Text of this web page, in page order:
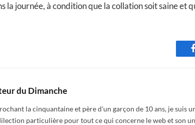
la journée, à condition que la collation soit saine et
du Dimanche
la cinquantaine et père d'un garçon de 10 ans, je suis
particulière pour tout ce qui concerne le web et son